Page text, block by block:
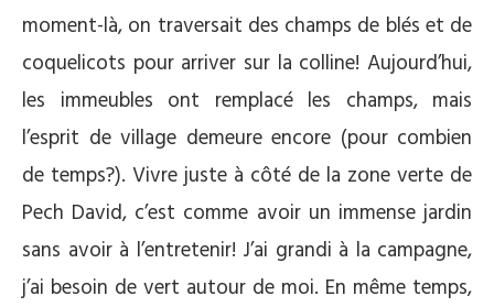
moment-là, on traversait des champs de blés et de
coquelicots pour arriver sur la colline! Aujourd’hui,
les immeubles ont remplacé les champs, mais
l’esprit de village demeure encore (pour combien
de temps?). Vivre juste à côté de la zone verte de
Pech David, c’est comme avoir un immense jardin
sans avoir à l’entretenir! J’ai grandi à la campagne,
j’ai besoin de vert autour de moi. En même temps,